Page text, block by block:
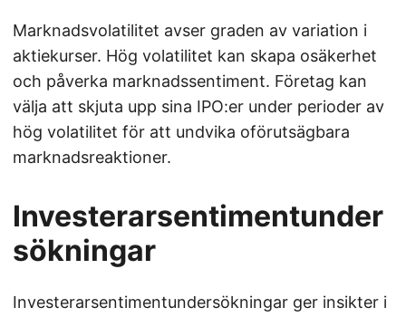
Marknadsvolatilitet avser graden av variation i
aktiekurser. Hög volatilitet kan skapa osäkerhet
och påverka marknadssentiment. Företag kan
välja att skjuta upp sina IPO:er under perioder av
hög volatilitet för att undvika oförutsägbara
marknadsreaktioner.
Investerarsentimentunder
sökningar
Investerarsentimentundersökningar ger insikter i